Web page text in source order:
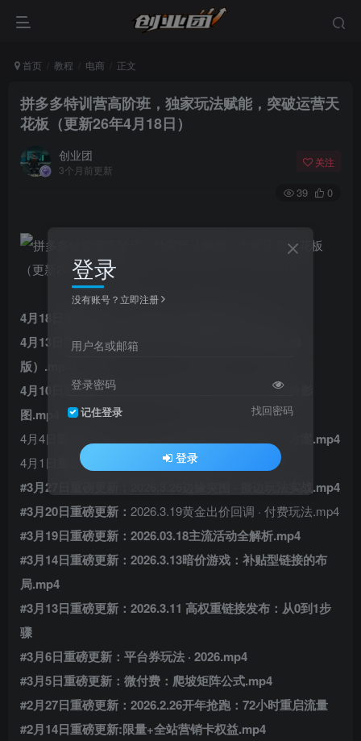
首页 教程 电商 正文
拼多多特训营高阶班，独家玩法赋能，突破运营天
花板（更新26年4月18日）
创业团
3个月前更新
关注
39 0
4月18日重磅更新：无痕涨价+安全提投产.mp4
4月13日重磅更新：2026.04.10 暗价300团（视频实操
版）.mp4
4月10日重磅更新：2026.04.09 速推3件套：秒杀暗价影
图.mp4
4月4日 重磅更新：2026.4.2-26年最新电商财税应对方案.mp4
4月1日
重磅更新：修复所有完整课程！！！！
#3月27日重磅更新：2026.3.26边缘突围 · 擦边玩法实战.mp4
#3月20日重磅更新： 2026.3.19黄金出价回调 · 付费玩法.mp4
#3月19日重磅更新：2026.03.18主流活动全解析.mp4
#3月14日重磅更新：2026.3.13暗价游戏：补贴型链接的布
局.mp4
#3月13日重磅更新：2026.3.11 高权重链接发布：从0到1步
骤
#3月6日重磅更新：平台券玩法 · 2026.mp4
#3月5日重磅更新：微付费：爬坡矩阵公式.mp4
#2月27日重磅更新：2026.2.26开年抢跑：72小时重启流量
#2月14日重磅更新:限量+全站营销卡权益.mp4
登录
没有账号？立即注册
用户名或邮箱
登录密码
记住登录 找回密码
登录